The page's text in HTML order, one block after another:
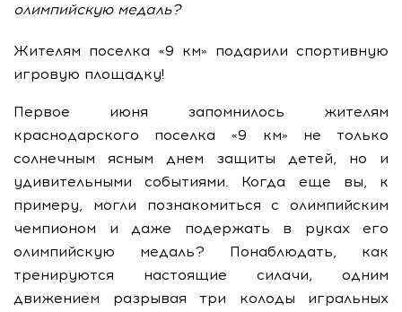
олимпийскую медаль?
Жителям поселка «9 км» подарили спортивную
игровую площадку!
Первое июня запомнилось жителям
краснодарского поселка «9 км» не только
солнечным ясным днем защиты детей, но и
удивительными событиями. Когда еще вы, к
примеру, могли познакомиться с олимпийским
чемпионом и даже подержать в руках его
олимпийскую медаль? Понаблюдать, как
тренируются настоящие силачи, одним
движением разрывая три колоды игральных